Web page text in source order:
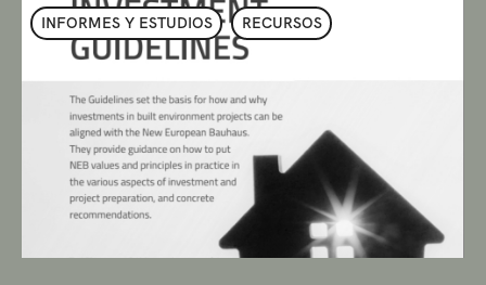
INFORMES Y ESTUDIOS RECURSOS